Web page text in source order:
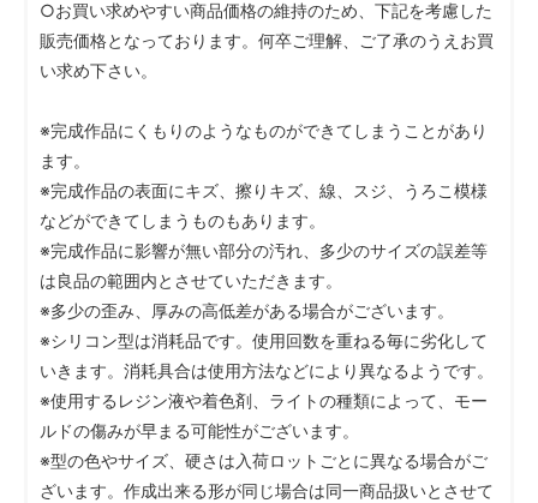
○お買い求めやすい商品価格の維持のため、下記を考慮した
販売価格となっております。何卒ご理解、ご了承のうえお買
い求め下さい。
※完成作品にくもりのようなものができてしまうことがあり
ます。
※完成作品の表面にキズ、擦りキズ、線、スジ、うろこ模様
などができてしまうものもあります。
※完成作品に影響が無い部分の汚れ、多少のサイズの誤差等
は良品の範囲内とさせていただきます。
※多少の歪み、厚みの高低差がある場合がございます。
※シリコン型は消耗品です。使用回数を重ねる毎に劣化して
いきます。消耗具合は使用方法などにより異なるようです。
※使用するレジン液や着色剤、ライトの種類によって、モー
ルドの傷みが早まる可能性がございます。
※型の色やサイズ、硬さは入荷ロットごとに異なる場合がご
ざいます。作成出来る形が同じ場合は同一商品扱いとさせて